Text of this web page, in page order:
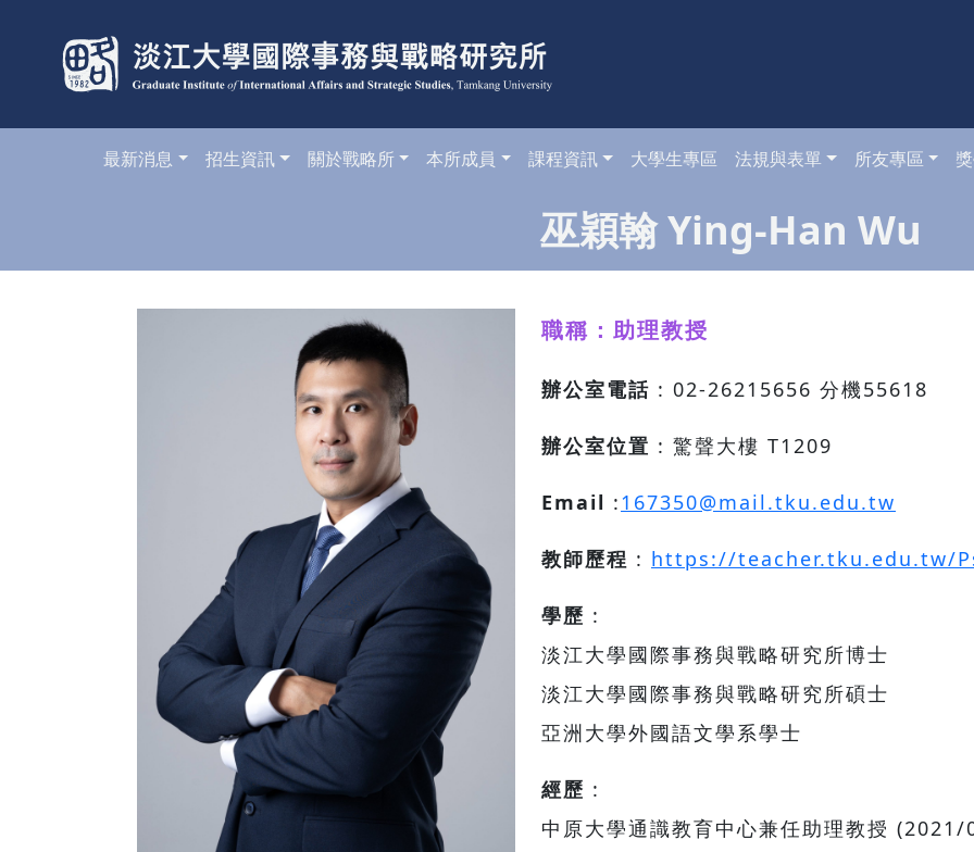
最新消息 招生資訊 關於戰略所 本所成員 課程資訊 大學生專區 法規與表單 所友專區
巫穎翰 Ying-Han Wu
職稱：助理教授
辦公室電話 : 02-26215656 分機55618
辦公室位置 : 驚聲大樓 T1209
Email :167350@mail.tku.edu.tw
教師歷程 : https://teacher.tku.edu.tw/
學歷 :
淡江大學國際事務與戰略研究所博士
淡江大學國際事務與戰略研究所碩士
亞洲大學外國語文學系學士
經歷 :
中原大學通識教育中心兼任助理教授